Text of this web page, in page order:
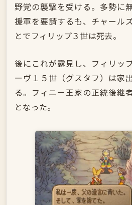
野党の襲撃を受ける。多勢に
援軍を要請するも、チャール
とでフィリップ３世は死去。
後にこれが露見し、フィリッ
ーヴ１５世（グスタフ）は家
る。フィニー王家の正統後継
となった。